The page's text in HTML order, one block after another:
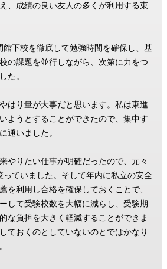
、成績の良い友人の多くが利用する東
館下校を徹底して勉強時間を確保し、基
の課題を並行しながら、次第に力をつ
た。
はり量が大事だと思います。私は東進
ようとすることができたので、集中す
通いました。
やりたい仕事が明確だったので、元々
っていました。そして年内に私立の安全
を利用し合格を確保しておくことで、
して受験校数を大幅に減らし、受験期
な負担を大きく軽減することができま
ておくのとしていないのとではかなり